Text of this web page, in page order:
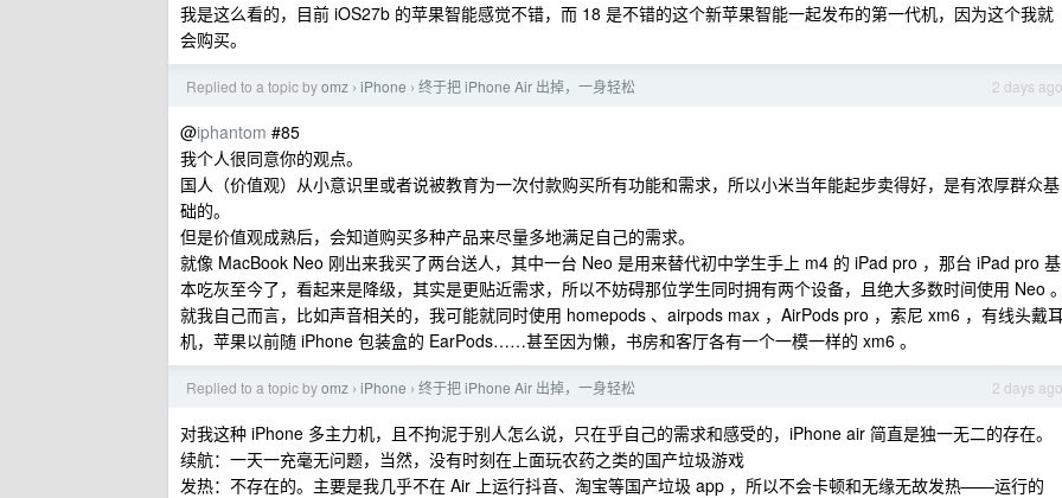
我是这么看的，目前 iOS27b 的苹果智能感觉不错，而 18 是不错的这个新苹果智能一起发布的第一代机，因为这个我就
会购买。
2 days ago
Replied to a topic byomz › iPhone › 终于把 iPhone Air 出掉，一身轻松
@iphantom #85
我个人很同意你的观点。
国人（价值观）从小意识里或者说被教育为一次付款购买所有功能和需求，所以小米当年能起步卖得好，是有浓厚群众基
础的。
但是价值观成熟后，会知道购买多种产品来尽量多地满足自己的需求。
就像 MacBook Neo 刚出来我买了两台送人，其中一台 Neo 是用来替代初中学生手上 m4 的 iPad pro ，那台 iPad pro 基
本吃灰至今了，看起来是降级，其实是更贴近需求，所以不妨碍那位学生同时拥有两个设备，且绝大多数时间使用 Neo 。
就我自己而言，比如声音相关的，我可能就同时使用 homepods 、airpods max ，AirPods pro ，索尼 xm6 ，有线头戴
机，苹果以前随 iPhone 包装盒的 EarPods……甚至因为懒，书房和客厅各有一个一模一样的 xm6 。
2 days ago
Replied to a topic byomz › iPhone › 终于把 iPhone Air 出掉，一身轻松
对我这种 iPhone 多主力机，且不拘泥于别人怎么说，只在乎自己的需求和感受的，iPhone air 简直是独一无二的存在。
续航：一天一充毫无问题，当然，没有时刻在上面玩农药之类的国产垃圾游戏
发热：不存在的。主要是我几乎不在 Air 上运行抖音、淘宝等国产垃圾 app ，所以不会卡顿和无缘无故发热——运行的